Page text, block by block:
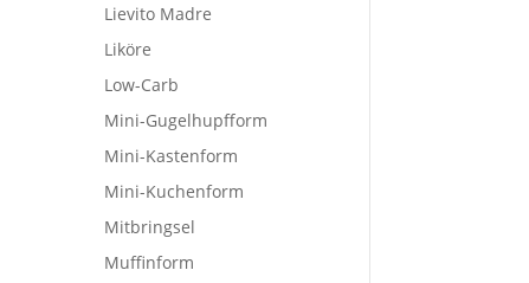
Lievito Madre
Liköre
Low-Carb
Mini-Gugelhupfform
Mini-Kastenform
Mini-Kuchenform
Mitbringsel
Muffinform